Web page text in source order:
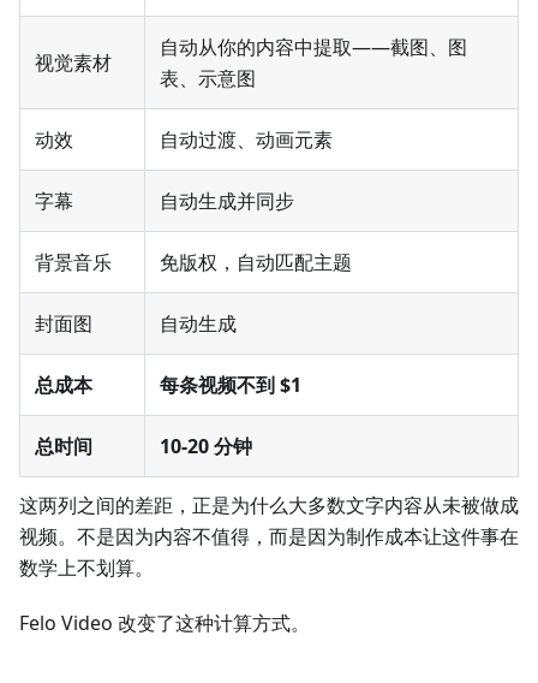
视觉素材
自动从你的内容中提取——截图、图
表、示意图
动效 自动过渡、动画元素
字幕 自动生成并同步
背景音乐 免版权，自动匹配主题
封面图 自动生成
总成本 每条视频不到 $1
总时间 10-20 分钟
这两列之间的差距，正是为什么大多数文字内容从未被做成
视频。不是因为内容不值得，而是因为制作成本让这件事在
数学上不划算。
Felo Video 改变了这种计算方式。